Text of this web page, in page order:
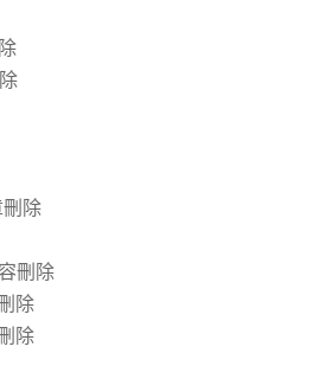
刪除
刪除
除
除